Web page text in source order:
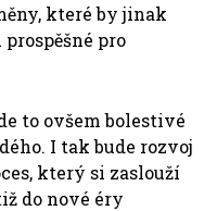
které by jinak
pro
to ovšem bolestivé
I tak bude rozvoj
který si zaslouží
do nové éry